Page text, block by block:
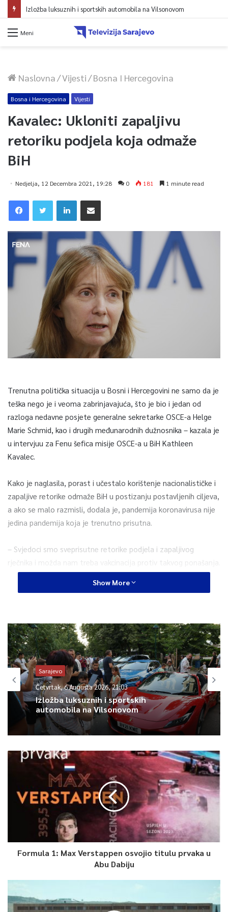
Izložba luksuznih i sportskih automobila na Vilsonovom
Meni
Naslovna/Vijesti/Bosna I Hercegovina
Bosna i Hercegovina Vijesti
Kavalec: Ukloniti zapaljivu
retoriku podjela koja odmaže
BiH
Nedjelja, 12 Decembra 2021, 19:28 0 181 1 minute read
Trenutna politička situacija u Bosni i Hercegovini ne samo da je
teška nego je i veoma zabrinjavajuća, što je bio i jedan od
razloga nedavne posjete generalne sekretarke OSCE-a Helge
Marie Schmid, kao i drugih međunarodnih dužnosnika – kazala je
u intervjuu za Fenu šefica misije OSCE-a u BiH Kathleen
Kavalec.
Kako je naglasila, porast i učestalo korištenje nacionalističke i
zapaljive retorike odmaže BiH u postizanju postavljenih ciljeva,
a ako se malo razmisli, dodala je, pandemija koronavirusa nije
jedina pandemija koja je trenutno prisutna.
– Svjedoci smo sveprisutne retorike podjela i zapaljivog
rječnika i možda nam treba vakcinacija protiv takvog ponašanja.
U ove dvije godine koliko sam ovdje, od građana sam čula da su
0
Article Rating
Show More
Sarajevo
Četvrtak, 6 Augusta 2026, 21:03
Izložba luksuznih i sportskih
automobila na Vilsonovom
Formula 1: Max Verstappen osvojio titulu prvaka u
Abu Dabiju